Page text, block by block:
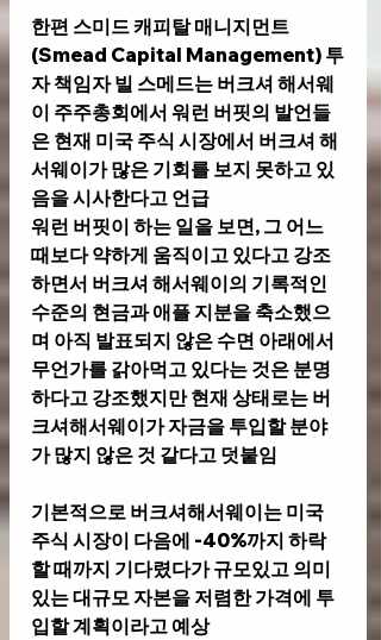
한편 스미드 캐피탈 매니지먼트
(Smead Capital Management) 투
자 책임자 빌 스메드는 버크셔 해서웨
이 주주총회에서 워런 버핏의 발언들
은 현재 미국 주식 시장에서 버크셔 해
서웨이가 많은 기회를 보지 못하고 있
음을 시사한다고 언급
워런 버핏이 하는 일을 보면, 그 어느
때보다 약하게 움직이고 있다고 강조
하면서 버크셔 해서웨이의 기록적인
수준의 현금과 애플 지분을 축소했으
며 아직 발표되지 않은 수면 아래에서
무언가를 갉아먹고 있다는 것은 분명
하다고 강조했지만 현재 상태로는 버
크셔해서웨이가 자금을 투입할 분야
가 많지 않은 것 같다고 덧붙임
기본적으로 버크셔해서웨이는 미국
주식 시장이 다음에 -40%까지 하락
할 때까지 기다렸다가 규모있고 의미
있는 대규모 자본을 저렴한 가격에 투
입할 계획이라고 예상